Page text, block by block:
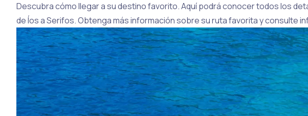
Descubra cómo llegar a su destino favorito. Aquí podrá conocer todos los
de Íos a Serifos. Obtenga más información sobre su ruta favorita y consulte